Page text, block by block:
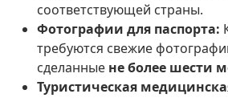
соответствующей страны.
Фотографии для паспорта:
требуются свежие
сделанные не более шести
Туристическая